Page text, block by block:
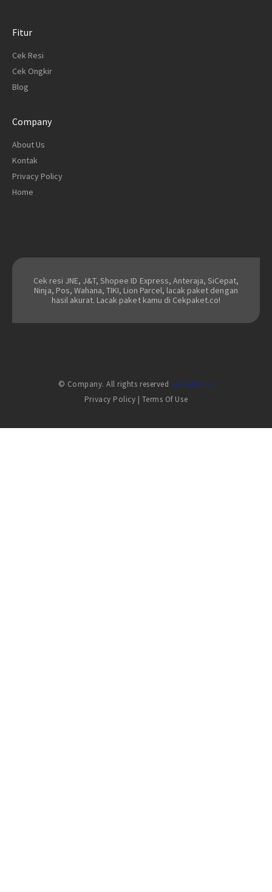
Fitur
Cek Resi
Cek Ongkir
Blog
Company
About Us
Kontak
Privacy Policy
Home
Cek resi JNE, J&T, Shopee ID Express, Anteraja, SiCepat,
Ninja, Pos, Wahana, TIKI, Lion Parcel, lacak paket dengan
hasil akurat. Lacak paket kamu di Cekpaket.co!
© Company. All rights reserved cekpaket.co
Privacy Policy | Terms Of Use